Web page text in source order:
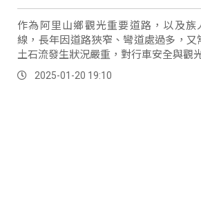
作為阿里山鄉觀光重要道路，以及族
線，長年因道路狹窄、彎道處過多，又
土石流發生狀況嚴重，對行車安全與觀
2025-01-20 19:10